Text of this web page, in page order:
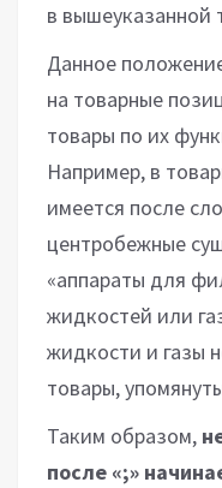
в вышеуказанной
Данное
на товарные
товары по их
Например, в
имеется после
центробежные
«аппараты для
жидкостей или
жидкости и газы
товары,
Таким образом,
после «;»